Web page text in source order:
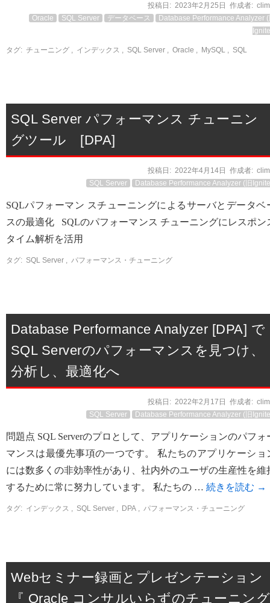
投稿日: 2023年2月25日 作成者:
Oracle
SQL Server データベース
Database Performance Analyzer
タグ: チューニング , インデックス , SQL Server , Oracle , MySQL , SQL
SQL Server パフォーマンス チューニン
グツール [DPA]
投稿日: 2022年4月14日 作成者:
SQL Server
Database Performance Analyzer (旧
SQLパフォーマン スチューニングによるサーバとデータベ
スの最適化 SQLのパフォーマンス チューニングにレスポン
タイム解析を活用
タグ: SQL Server , パフォーマンス・チューニング
Database Performance Analyzer [DPA] で
SQL Serverのパフォーマンスを見つけ、
分析し、最適化へ
投稿日: 2022年2月17日 作成者:
SQL Server
Database Performance Analyzer (旧
問題点 SQL Serverのプロとして、アプリケーションのパフォ
マンスは最優先事項の一つです。 私たちのアプリケーショ
には数多くの非効率性があり、社内外のユーザの生産性を維
するために常に努力しています。 私たちの … 続きを読む →
タグ: インデックス , SQL Server , DPA , パフォーマンス・チューニング
Webセミナー録画とプレゼンテーション
『 Oracle コンサルいらずのチューニング